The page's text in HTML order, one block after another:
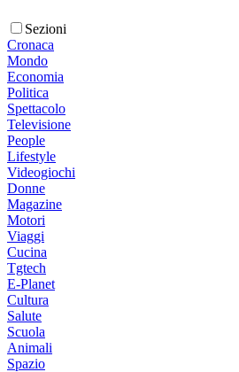
Sezioni
Cronaca
Mondo
Economia
Politica
Spettacolo
Televisione
People
Lifestyle
Videogiochi
Donne
Magazine
Motori
Viaggi
Cucina
Tgtech
E-Planet
Cultura
Salute
Scuola
Animali
Spazio